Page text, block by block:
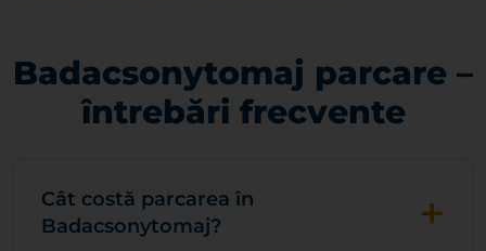
Badacsonytomaj parcare –
întrebări frecvente
Cât costă parcarea în
Badacsonytomaj?
+